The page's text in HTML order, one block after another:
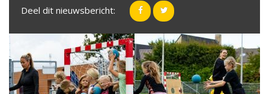
Deel dit nieuwsbericht: